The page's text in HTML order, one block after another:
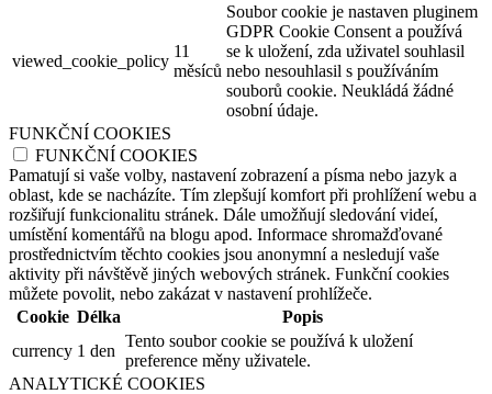
viewed_cookie_policy
11
měsíců
Soubor cookie je nastaven pluginem
GDPR Cookie Consent a používá
se k uložení, zda uživatel souhlasil
nebo nesouhlasil s používáním
souborů cookie. Neukládá žádné
osobní údaje.
FUNKČNÍ COOKIES
FUNKČNÍ COOKIES
Pamatují si vaše volby, nastavení zobrazení a písma nebo jazyk a
oblast, kde se nacházíte. Tím zlepšují komfort při prohlížení webu a
rozšiřují funkcionalitu stránek. Dále umožňují sledování videí,
umístění komentářů na blogu apod. Informace shromažďované
prostřednictvím těchto cookies jsou anonymní a nesledují vaše
aktivity při návštěvě jiných webových stránek. Funkční cookies
můžete povolit, nebo zakázat v nastavení prohlížeče.
Cookie Délka
Popis
currency 1 den
Tento soubor cookie se používá k uložení
preference měny uživatele.
ANALYTICKÉ COOKIES